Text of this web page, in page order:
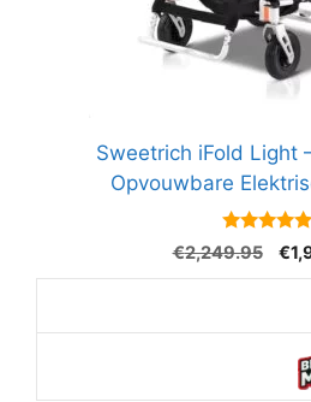
Sweetrich iFold Light
Opvouwbare
4.8
van 5
€2,249.95 €